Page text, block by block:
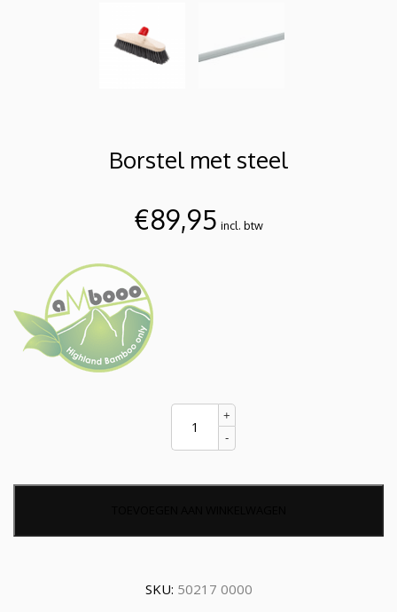
Borstel met steel
€89,95 incl. btw
Borstel
met
quantity
+
-
SKU: 50217 0000